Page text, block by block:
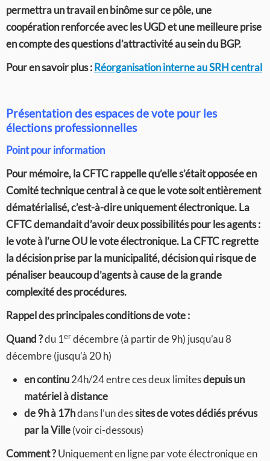
permettra un travail en binôme sur ce pôle, une
coopération renforcée avec les UGD et une meilleure prise
en compte des questions d’attractivitéau sein du BGP.
Pour en savoir plus :Réorganisation interne au SRH central
Présentation des espaces de vote pour les
élections professionnelles
Point pour information
Pour mémoire, la CFTC rappelle qu’elle s’était opposée en
Comité technique central à ce que le vote soit entièrement
dématérialisé, c’est-à-dire uniquement électronique. La
CFTC demandait d’avoir deux possibilités pour les agents :
le vote à l’urne OU le vote électronique. La CFTC regrette
la décision prise par la municipalité, décision qui risque de
pénaliser beaucoup d’agents à cause de la grande
complexité des procédures.
Rappel des principales conditions de vote :
Quand ?du 1erdécembre (à partir de 9h) jusqu’au 8
décembre (jusqu’à 20 h)
en continu24h/24 entre ces deux limitesdepuis un
matériel à distance
de 9h à 17hdans l’un dessites de votes dédiés prévus
par la Ville(voir ci-dessous)
Comment ?Uniquement en ligne par vote électronique en